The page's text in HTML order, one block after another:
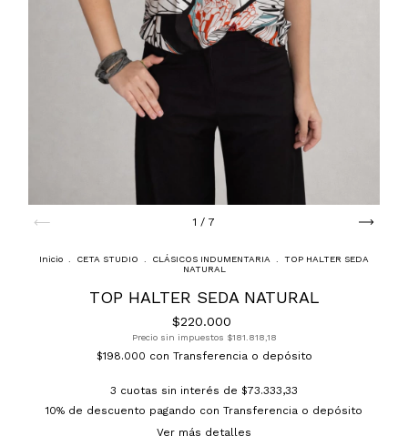
1 / 7
Inicio CETA STUDIO CLÁSICOS INDUMENTARIA
TOP HALTER SEDA
NATURAL
TOP HALTER SEDA NATURAL
$220.000
Precio sin impuestos $181.818,18
$198.000 con Transferencia o depósito
3 cuotas sin interés de $73.333,33
10% de descuento pagando con Transferencia o depósito
Ver más detalles